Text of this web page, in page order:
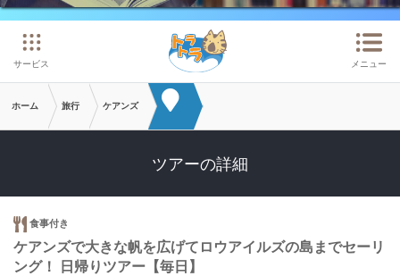
サービス メニュー
ホーム 旅行 ケアンズ
ツアーの詳細
食事付き
ケアンズで大きな帆を広げてロウアイルズの島までセーリ
ング！ 日帰りツアー【毎日】